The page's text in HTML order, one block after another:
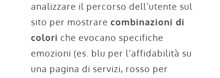
analizzare il percorso dell’utente sul
sito per mostrare combinazioni di
colori che evocano specifiche
emozioni (es. blu per l’affidabilità su
una pagina di servizi, rosso per